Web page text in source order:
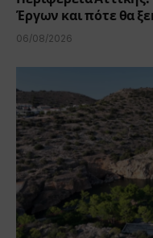
Έργων και πότε θα
06/08/2026